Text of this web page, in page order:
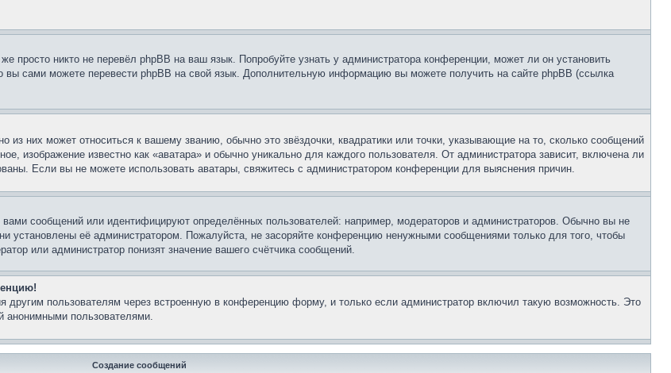
просто никто не перевёл phpBB на ваш язык. Попробуйте узнать у администратора конференции, может ли он установить
вы сами можете перевести phpBB на свой язык. Дополнительную информацию вы можете получить на сайте phpBB (ссылка
из них может относиться к вашему званию, обычно это звёздочки, квадратики или точки, указывающие на то, сколько сообщений
изображение известно как «аватара» и обычно уникально для каждого пользователя. От администратора зависит, включена ли
Если вы не можете использовать аватары, свяжитесь с администратором конференции для выяснения причин.
сообщений или идентифицируют определённых пользователей: например, модераторов и администраторов. Обычно вы не
установлены её администратором. Пожалуйста, не засоряйте конференцию ненужными сообщениями только для того, чтобы
или администратор понизят значение вашего счётчика сообщений.
другим пользователям через встроенную в конференцию форму, и только если администратор включил такую возможность. Это
анонимными пользователями.
Создание сообщений